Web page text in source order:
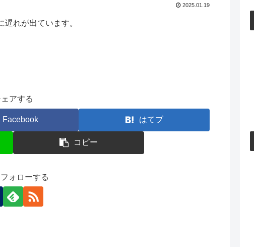
2025.01.19
れが出ています。
ェアする
Facebook はてブ
コピー
ォローする